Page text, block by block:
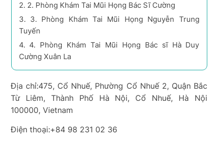
2. 2. Phòng Khám Tai Mũi Họng Bác Sĩ Cường
3. 3. Phòng Khám Tai Mũi Họng Nguyễn Trung
Tuyến
4. 4. Phòng Khám Tai Mũi Họng Bác sĩ Hà Duy
Cường Xuân La
Địa chỉ:475, Cổ Nhuế, Phường Cổ Nhuế 2, Quận Bắc
Từ Liêm, Thành Phố Hà Nội, Cổ Nhuế, Hà Nội
100000, Vietnam
Điện thoại:+84 98 231 02 36